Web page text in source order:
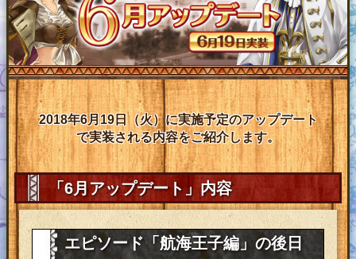
2018年6月19日（火）に実施予定のアップデート
で実装される内容をご紹介します。
「6月アップデート」内容
エピソード「航海王子編」の後日